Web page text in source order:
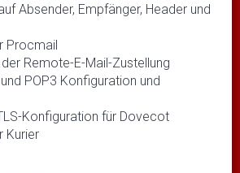
Absender, Empfänger, Header und
Procmail
Remote-E-Mail-Zustellung
POP3 Konfiguration und
Konfiguration für Dovecot
Kurier